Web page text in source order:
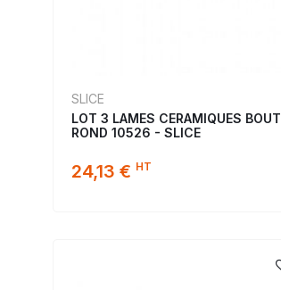
SLICE
LOT 3 LAMES CERAMIQUES BOUT
ROND 10526 - SLICE
24,13 € HT